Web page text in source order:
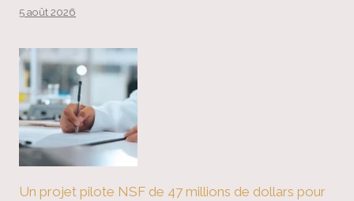
5 août 2026
Un projet pilote NSF de 47 millions de dollars pour